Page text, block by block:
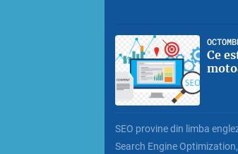
Ce
SEO provine din limba
Search Engine